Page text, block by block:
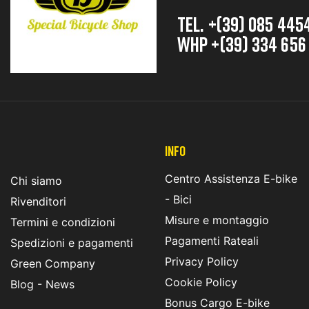
TEL. +(39) 085
whp +(39) 334 656
Chi siamo
Rivenditori
Termini e condizioni
Spedizioni e pagamenti
Green Company
Blog - News
INFO
Centro Assistenza E-bike
- Bici
Misure e montaggio
Pagamenti Rateali
Privacy Policy
Cookie Policy
Bonus Cargo E-bike